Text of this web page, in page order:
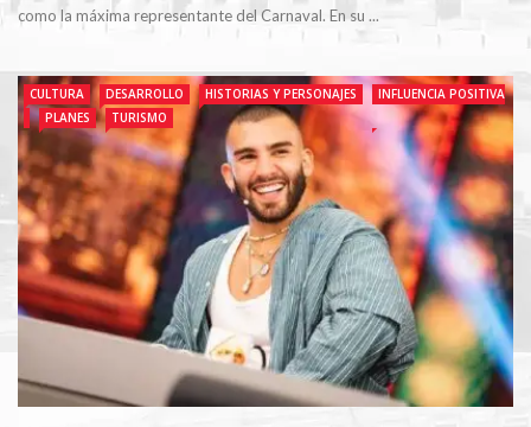
como la máxima representante del Carnaval. En su ...
CULTURA DESARROLLO HISTORIAS Y PERSONAJES
INFLUENCIA POSITIVA
PLANES
TURISMO